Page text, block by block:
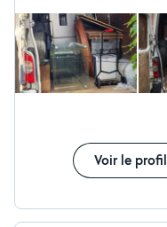
Voir le profil